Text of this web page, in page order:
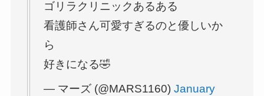
ゴリラクリニックあるある
看護師さん可愛すぎるのと優しいか
ら
好きになる🤣
— マーズ (@MARS1160)January